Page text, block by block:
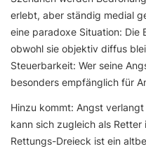
erlebt, aber ständig medial
eine paradoxe Situation: Die
obwohl sie objektiv diffus
Steuerbarkeit: Wer seine
besonders empfänglich für
Hinzu kommt: Angst
kann sich zugleich als
Rettungs-Dreieck ist ein